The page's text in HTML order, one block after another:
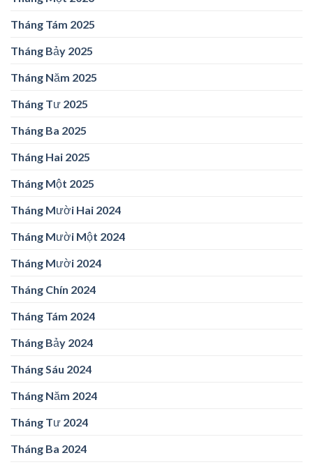
Tháng Tám 2025
Tháng Bảy 2025
Tháng Năm 2025
Tháng Tư 2025
Tháng Ba 2025
Tháng Hai 2025
Tháng Một 2025
Tháng Mười Hai 2024
Tháng Mười Một 2024
Tháng Mười 2024
Tháng Chín 2024
Tháng Tám 2024
Tháng Bảy 2024
Tháng Sáu 2024
Tháng Năm 2024
Tháng Tư 2024
Tháng Ba 2024